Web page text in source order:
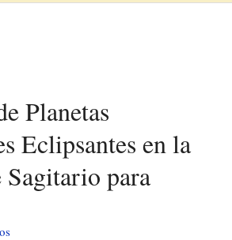
Eclipsantes en la
Sagitario para